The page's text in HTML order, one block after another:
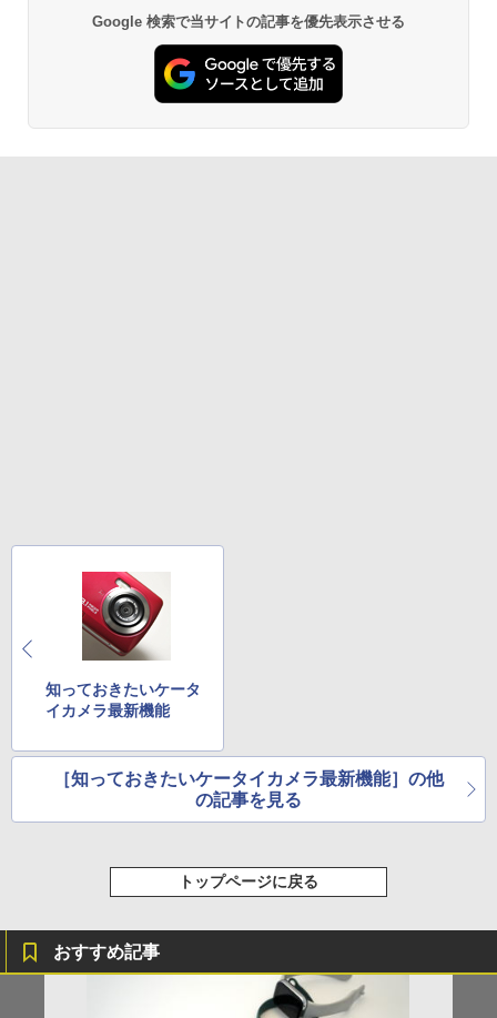
Google 検索で当サイトの記事を優先表示させる
知っておきたいケータ
イカメラ最新機能
［知っておきたいケータイカメラ最新機能］の他
の記事を見る
トップページに戻る
おすすめ記事